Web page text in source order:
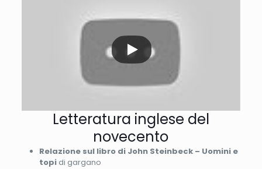
Letteratura inglese del
novecento
Relazione sul libro di John Steinbeck – Uomini e
topi di gargano